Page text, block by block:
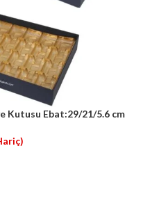
Kutusu Ebat:29/21/5.6 cm